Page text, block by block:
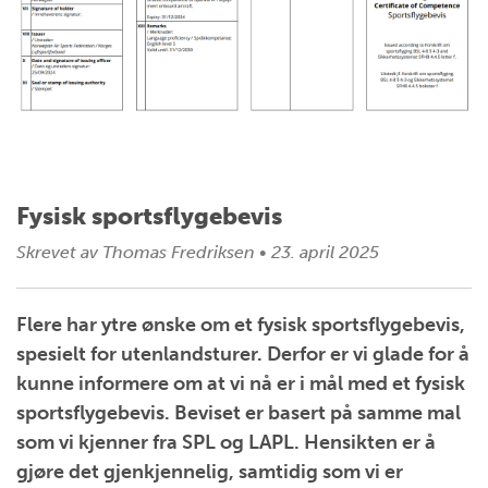
Fysisk sportsflygebevis
Skrevet av Thomas Fredriksen • 23. april 2025
Flere har ytre ønske om et fysisk sportsflygebevis,
spesielt for utenlandsturer. Derfor er vi glade for å
kunne informere om at vi nå er i mål med et fysisk
sportsflygebevis. Beviset er basert på samme mal
som vi kjenner fra SPL og LAPL. Hensikten er å
gjøre det gjenkjennelig, samtidig som vi er